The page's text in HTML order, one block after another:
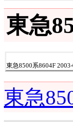
東急
東急8500系8604F
東急